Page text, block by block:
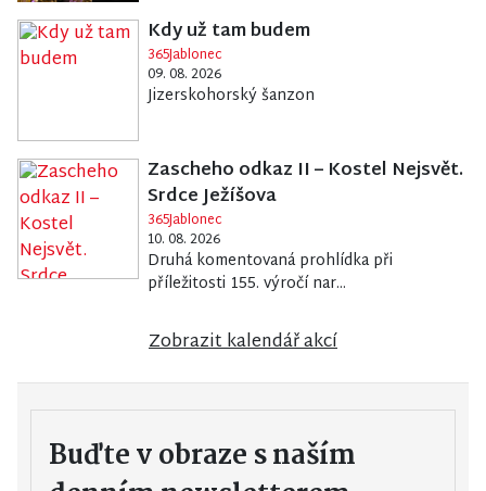
Kdy už tam budem
365Jablonec
09. 08. 2026
Jizerskohorský šanzon
Zascheho odkaz II – Kostel Nejsvět.
Srdce Ježíšova
365Jablonec
10. 08. 2026
Druhá komentovaná prohlídka při
příležitosti 155. výročí nar...
Zobrazit kalendář akcí
Buďte v obraze s naším